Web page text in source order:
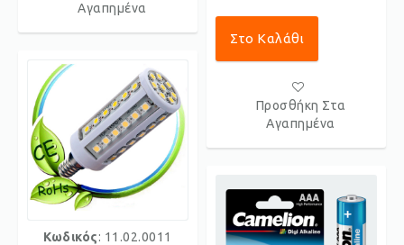
Αγαπημένα
Κωδικός: 11.02.0011
Στο Καλάθι
Προσθήκη Στα
Αγαπημένα